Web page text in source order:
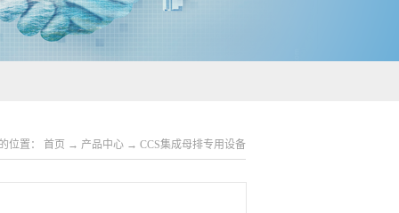
位置： 首页 → 产品中心 → CCS集成母排专用设备